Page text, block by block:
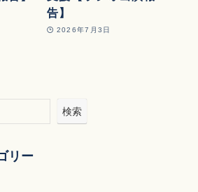
告】
2026年7月3日
検索
リー